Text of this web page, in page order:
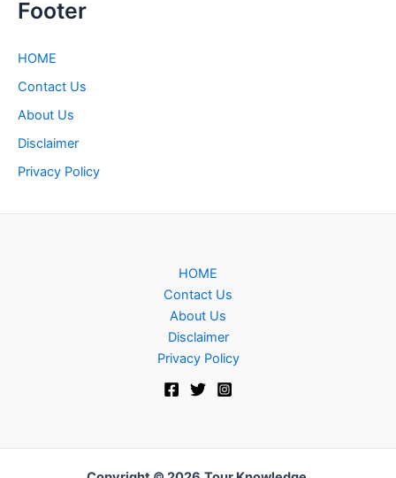
Footer
HOME
Contact Us
About Us
Disclaimer
Privacy Policy
HOME
Contact Us
About Us
Disclaimer
Privacy Policy